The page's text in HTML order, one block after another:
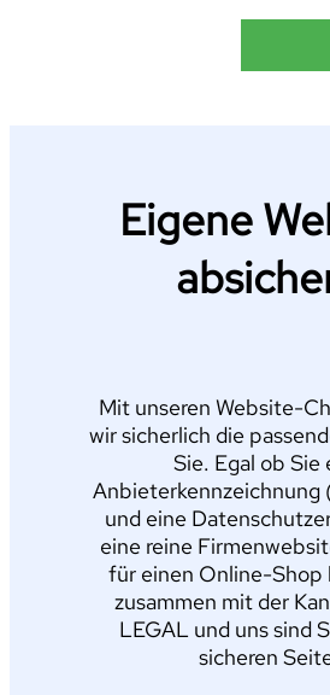
Eigene
Mit unseren Website-
wir sicherlich die
Sie. Egal ob Sie
Anbieterkennzeichnung
und eine
eine reine
für einen Online-Shop
zusammen mit der
LEGAL und uns sind
sicheren